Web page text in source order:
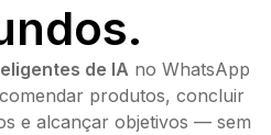
de IA no WhatsApp
produtos, concluir
e alcançar objetivos — sem